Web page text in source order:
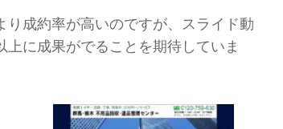
成約率が高いのですが、スライド動
上に成果がでることを期待していま